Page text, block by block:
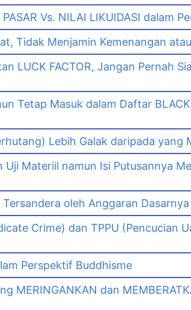
Vs. NILAI LIKUIDASI dalam
Tidak Menjamin Kemenangan
LUCK FACTOR, Jangan Pernah
Tetap Masuk dalam Daftar
Lebih Galak daripada yang
Uji Materiil namun Isi Putusannya
oleh Anggaran
Crime) dan TPPU (Pencucian
Perspektif Buddhisme
MERINGANKAN dan